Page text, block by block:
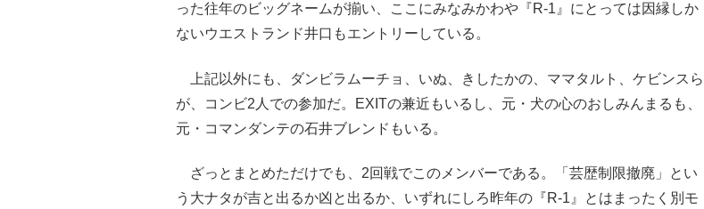
った往年のビッグネームが揃い、ここにみなみかわや『R-1』にとっては因縁しか
ないウエストランド井口もエントリーしている。
上記以外にも、ダンビラムーチョ、いぬ、きしたかの、ママタルト、ケビンスら
が、コンビ2人での参加だ。EXITの兼近もいるし、元・犬の心のおしみんまるも、
元・コマンダンテの石井ブレンドもいる。
ざっとまとめただけでも、2回戦でこのメンバーである。「芸歴制限撤廃」とい
う大ナタが吉と出るか凶と出るか、いずれにしろ昨年の『R-1』とはまったく別モ